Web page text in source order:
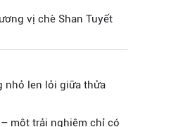
vị chè Shan Tuyết
nhỏ len lỏi giữa thửa
một trải nghiệm chỉ có